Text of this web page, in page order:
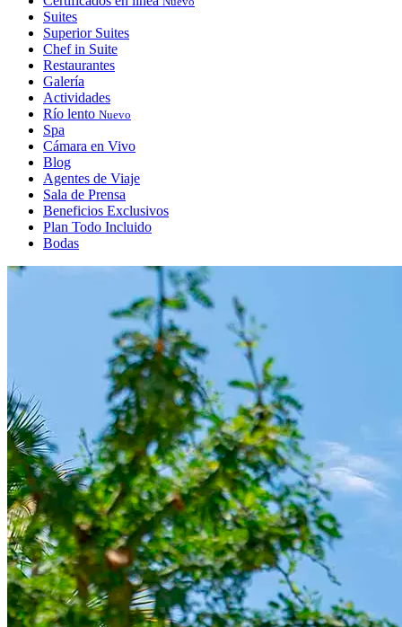
Suites
Superior Suites
Chef in Suite
Restaurantes
Galería
Actividades
Río lento Nuevo
Spa
Cámara en Vivo
Blog
Agentes de Viaje
Sala de Prensa
Beneficios Exclusivos
Plan Todo Incluido
Bodas